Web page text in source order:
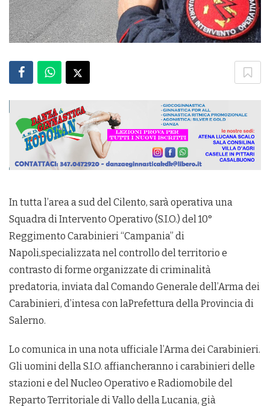
In tutta l’area a sud del Cilento, sarà operativa una
Squadra di Intervento Operativo (S.I.O.) del 10°
Reggimento Carabinieri “Campania” di
Napoli,specializzata nel controllo del territorio e
contrasto di forme organizzate di criminalità
predatoria, inviata dal Comando Generale dell’Arma dei
Carabinieri, d’intesa con laPrefettura della Provincia di
Salerno.
Lo comunica in una nota ufficiale l’Arma dei Carabinieri.
Gli uomini della S.I.O. affiancheranno i carabinieri delle
stazioni e del Nucleo Operativo e Radiomobile del
Reparto Territoriale di Vallo della Lucania, già